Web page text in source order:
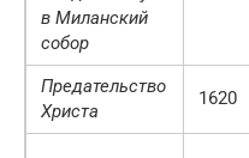
в Миланский
собор
Предательство
Христа
1620